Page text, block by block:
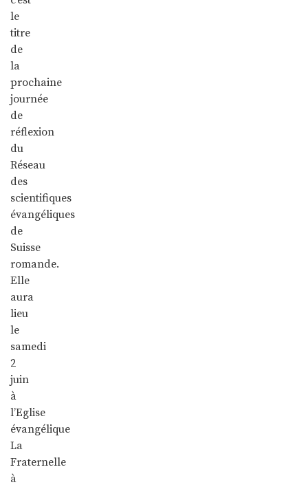
le
titre
de
la
prochaine
journée
de
réflexion
du
Réseau
des
scientifiques
évangéliques
de
Suisse
romande.
Elle
aura
lieu
le
samedi
2
juin
à
l’Eglise
évangélique
La
Fraternelle
à